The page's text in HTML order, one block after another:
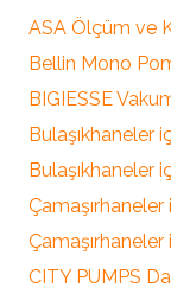
ASA Ölçüm ve
Bellin Mono
BIGIESSE
Bulaşıkhaneler
Bulaşıkhaneler
CITY PUMPS